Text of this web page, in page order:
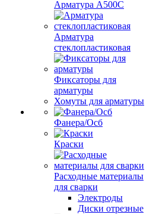
Арматура A500C
Арматура
стеклопластиковая
Фиксаторы для
арматуры
Хомуты для арматуры
Фанера/Осб
Краски
Расходные материалы
для сварки
Электроды
Диски отрезные